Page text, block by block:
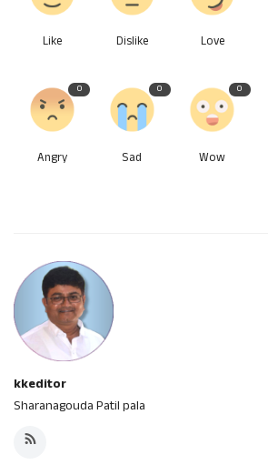
Like Dislike Love
0
Angry
0
Sad
0
Wow
kkeditor
Sharanagouda Patil pala